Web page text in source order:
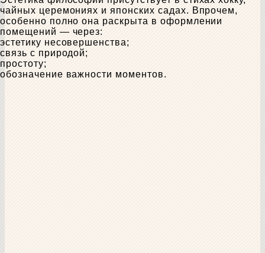
чайных церемониях и японских садах. Впрочем,
особенно полно она раскрыта в оформлении
помещений — через:
эстетику несовершенства;
связь с природой;
простоту;
обозначение важности моментов.